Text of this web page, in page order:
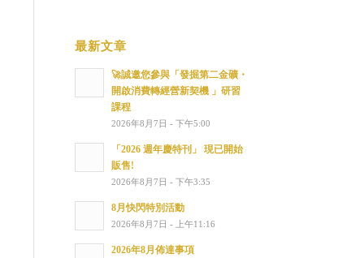
最新文章
🚀誠邀您參與「發掘第二金礦・
開啟消費轉經營新契機 」研習
課程
2026年8月7日 - 下午5:00
「2026 週年慶特刊」 現已開始
販售!
2026年8月7日 - 下午3:35
8月快閃特別活動
2026年8月7日 - 上午11:16
2026年8月佈達事項